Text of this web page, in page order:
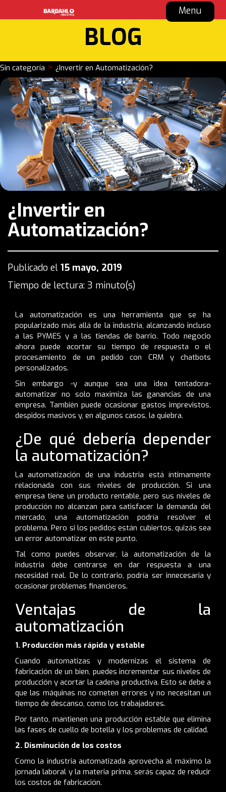
Menu
BLOG
Sin categoría > ¿Invertir en Automatización?
¿Invertir en
Automatización?
Publicado el 15 mayo, 2019
Tiempo de lectura: 3 minuto(s)
La automatización es una herramienta que se ha
popularizado más allá de la industria, alcanzando incluso
a las PYMES y a las tiendas de barrio. Todo negocio
ahora puede acortar su tiempo de respuesta o el
procesamiento de un pedido con CRM y chatbots
personalizados.
Sin embargo -y aunque sea una idea tentadora-
automatizar no solo maximiza las ganancias de una
empresa. También puede ocasionar gastos imprevistos,
despidos masivos y, en algunos casos, la quiebra.
¿De qué debería depender
la automatización?
La automatización de una industria está íntimamente
relacionada con sus niveles de producción. Si una
empresa tiene un producto rentable, pero sus niveles de
producción no alcanzan para satisfacer la demanda del
mercado, una automatización podría resolver el
problema. Pero si los pedidos están cubiertos, quizás sea
un error automatizar en este punto.
Tal como puedes observar, la automatización de la
industria debe centrarse en dar respuesta a una
necesidad real. De lo contrario, podría ser innecesaria y
ocasionar problemas financieros.
Ventajas de la
automatización
1. Producción más rápida y estable
Cuando automatizas y modernizas el sistema de
fabricación de un bien, puedes incrementar sus niveles de
producción y acortar la cadena productiva. Esto se debe a
que las máquinas no cometen errores y no necesitan un
tiempo de descanso, como los trabajadores.
Por tanto, mantienen una producción estable que elimina
las fases de cuello de botella y los problemas de calidad.
2. Disminución de los costos
Como la industria automatizada aprovecha al máximo la
jornada laboral y la materia prima, serás capaz de reducir
los costos de fabricación.